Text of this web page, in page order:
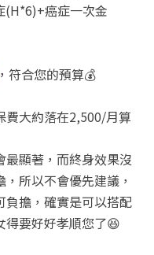
(H*6)+癌症一次金
，符合您的預算💰
費大約落在2,500/月算
顯著，而終身效果沒
所以不會優先建議，
負擔，確實是可以搭配
得要好好孝順您了😆